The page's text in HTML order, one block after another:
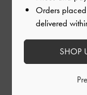
ちょう
ちょうどいいサイ
Orders
delivered
SHOP